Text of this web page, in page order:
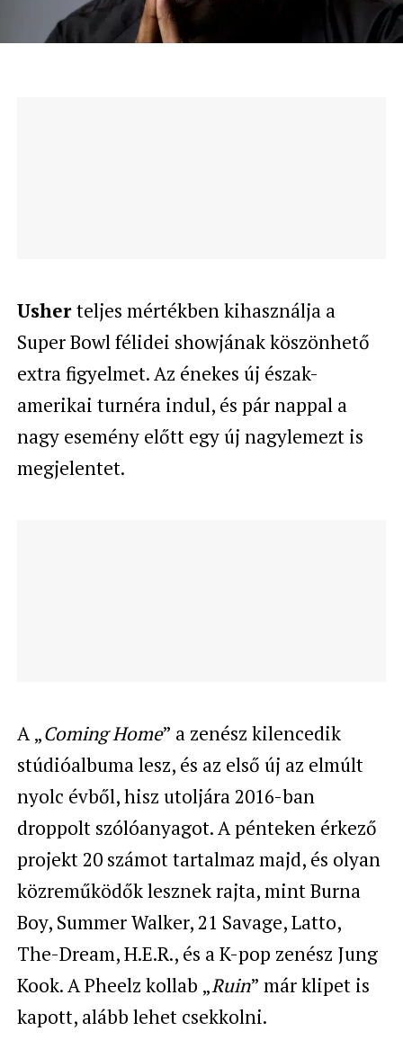
Usherteljes mértékben kihasználja a
Super Bowl félidei showjának köszönhető
extra figyelmet. Az énekes új észak-
amerikai turnéra indul, és pár nappal a
nagy esemény előtt egy új nagylemezt is
megjelentet.
A „Coming Home” a zenész kilencedik
stúdióalbuma lesz, és az első új az elmúlt
nyolc évből, hisz utoljára 2016-ban
droppolt szólóanyagot. A pénteken érkező
projekt 20 számot tartalmaz majd, és olyan
közreműködők lesznek rajta, mint Burna
Boy, Summer Walker, 21 Savage, Latto,
The-Dream, H.E.R., és a K-pop zenész Jung
Kook. A Pheelz kollab „Ruin” már klipet is
kapott, alább lehet csekkolni.